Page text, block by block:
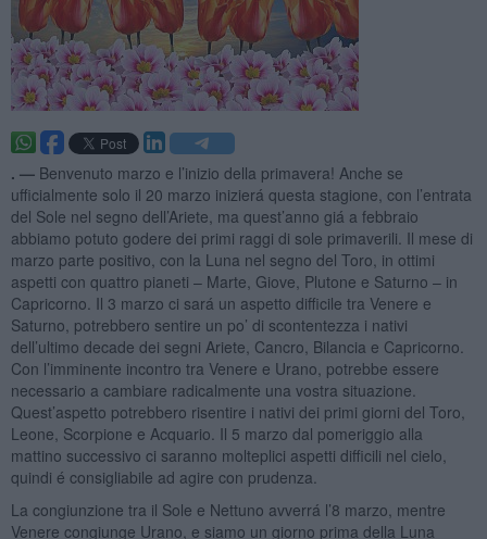
. — Benvenuto marzo e l’inizio della primavera! Anche se
ufficialmente solo il 20 marzo inizierá questa stagione, con l’entrata
del Sole nel segno dell’Ariete, ma quest’anno giá a febbraio
abbiamo potuto godere dei primi raggi di sole primaverili. Il mese di
marzo parte positivo, con la Luna nel segno del Toro, in ottimi
aspetti con quattro pianeti – Marte, Giove, Plutone e Saturno – in
Capricorno. Il 3 marzo ci sará un aspetto difficile tra Venere e
Saturno, potrebbero sentire un po’ di scontentezza i nativi
dell’ultimo decade dei segni Ariete, Cancro, Bilancia e Capricorno.
Con l’imminente incontro tra Venere e Urano, potrebbe essere
necessario a cambiare radicalmente una vostra situazione.
Quest’aspetto potrebbero risentire i nativi dei primi giorni del Toro,
Leone, Scorpione e Acquario. Il 5 marzo dal pomeriggio alla
mattino successivo ci saranno molteplici aspetti difficili nel cielo,
quindi é consigliabile ad agire con prudenza.
La congiunzione tra il Sole e Nettuno avverrá l’8 marzo, mentre
Venere congiunge Urano, e siamo un giorno prima della Luna